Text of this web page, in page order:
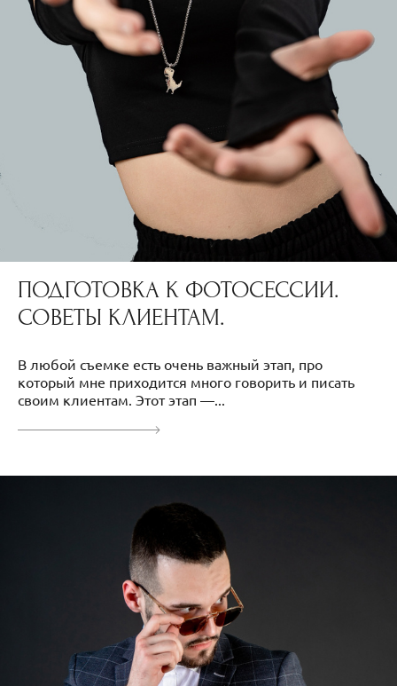
ПОДГОТОВКА К ФОТОСЕССИИ.
СОВЕТЫ КЛИЕНТАМ.
В любой съемке есть очень важный этап, про
который мне приходится много говорить и писать
своим клиентам. Этот этап —...